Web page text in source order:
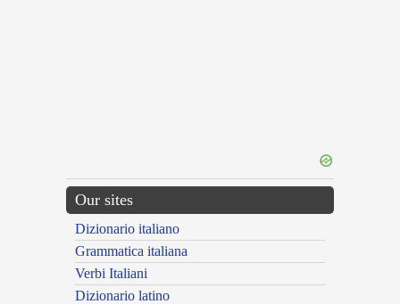
Our sites
Dizionario italiano
Grammatica italiana
Verbi Italiani
Dizionario latino